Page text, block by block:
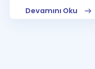
Devamını Oku